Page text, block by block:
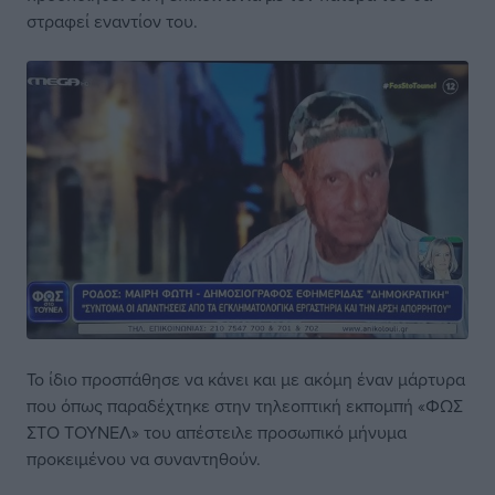
στραφεί εναντίον του.
Το ίδιο προσπάθησε να κάνει και με ακόμη έναν μάρτυρα
που όπως παραδέχτηκε στην τηλεοπτική εκπομπή «ΦΩΣ
ΣΤΟ ΤΟΥΝΕΛ» του απέστειλε προσωπικό μήνυμα
προκειμένου να συναντηθούν.